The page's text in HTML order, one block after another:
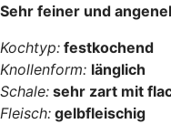
Sehr feiner und
Kochtyp: festkochend
Knollenform: länglich
Schale: sehr zart mit
Fleisch: gelbfleischig